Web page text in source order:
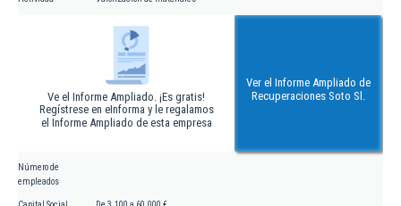
Ve el Informe Ampliado. ¡Es gratis!
Regístrese en eInforma y le regalamos
el Informe Ampliado de esta empresa
Ver el Informe Ampliado de
Recuperaciones Soto Sl.
Número de
empleados